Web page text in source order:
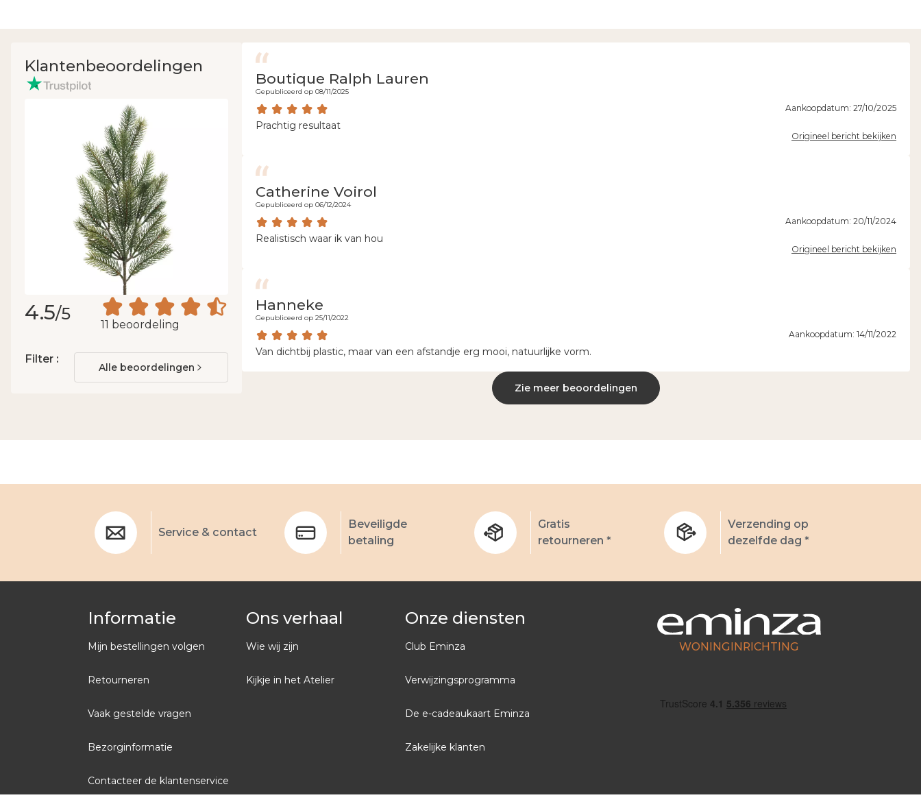
Klantenbeoordelingen
4.5/5
11 beoordeling
Filter :
Alle beoordelingen
Boutique Ralph Lauren
Gepubliceerd op 08/11/2025
Aankoopdatum: 27/10/2025
Prachtig resultaat
Origineel bericht bekijken
Catherine Voirol
Gepubliceerd op 06/12/2024
Aankoopdatum: 20/11/2024
Realistisch waar ik van hou
Origineel bericht bekijken
Hanneke
Gepubliceerd op 25/11/2022
Aankoopdatum: 14/11/2022
Van dichtbij plastic, maar van een afstandje erg mooi, natuurlijke vorm.
Zie meer beoordelingen
Service & contact
Beveiligde
betaling
Gratis
retourneren *
Verzending op
dezelfde dag *
Informatie
Mijn bestellingen volgen
Retourneren
Vaak gestelde vragen
Bezorginformatie
Contacteer de klantenservice
Ons verhaal
Wie wij zijn
Kijkje in het Atelier
Onze diensten
Club Eminza
Verwijzingsprogramma
De e-cadeaukaart Eminza
Zakelijke klanten
WONINGINRICHTING